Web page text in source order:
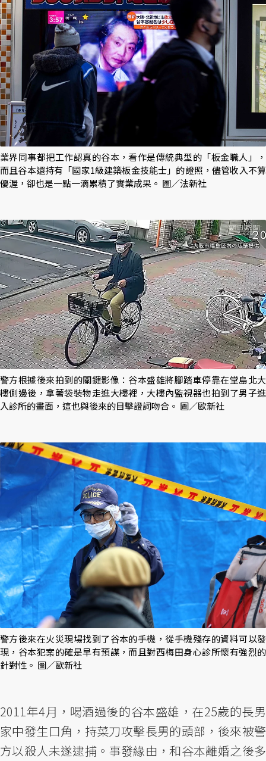
業界同事都把工作認真的谷本，看作是傳統典型的「板金職人」，
而且谷本還持有「國家1級建築板金技能士」的證照，儘管收入不算
優渥，卻也是一點一滴累積了實業成果。 圖／法新社
警方根據後來拍到的關鍵影像：谷本盛雄將腳踏車停靠在堂島北大
樓側邊後，拿著袋裝物走進大樓裡，大樓內監視器也拍到了男子進
入診所的畫面，這也與後來的目擊證詞吻合。 圖／歐新社
警方後來在火災現場找到了谷本的手機，從手機殘存的資料可以發
現，谷本犯案的確是早有預謀，而且對西梅田身心診所懷有強烈的
針對性。 圖／歐新社
2011年4月，喝酒過後的谷本盛雄，在25歲的長男
家中發生口角，持菜刀攻擊長男的頭部，後來被警
方以殺人未遂逮捕。事發緣由，和谷本離婚之後多